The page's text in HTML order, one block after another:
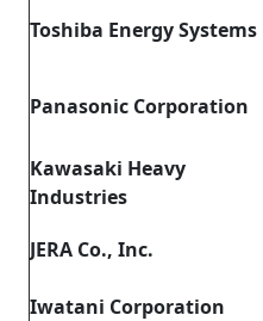
Toshiba Energy Systems
Panasonic Corporation
Kawasaki Heavy
Industries
JERA Co., Inc.
Iwatani Corporation